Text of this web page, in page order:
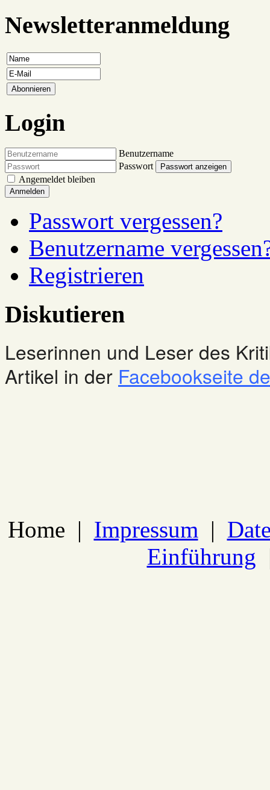
Newsletteranmeldung
Login
Benutzername
Passwort
Passwort anzeigen
Angemeldet bleiben
Anmelden
Passwort vergessen?
Benutzername
Registrieren
Diskutieren
Leserinnen und Leser des
Artikel in der Facebookseite
Home | Impressum |
Einführung